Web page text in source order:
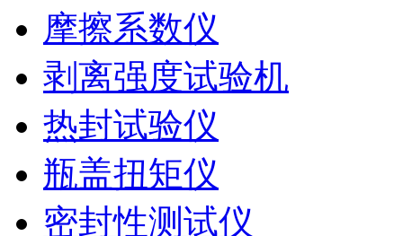
摩擦系数仪
剥离强度试验机
热封试验仪
瓶盖扭矩仪
密封性测试仪